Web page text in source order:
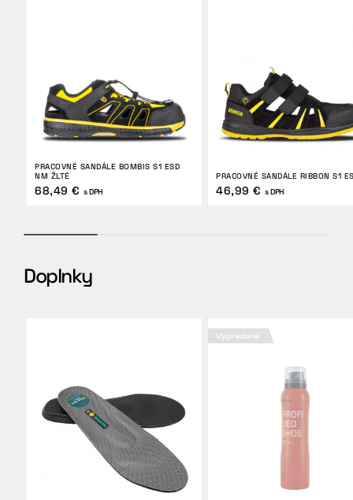
PRACOVNÉ SANDÁLE BOMBIS S1 ESD
NM ŽLTÉ
68,49 € s DPH
PRACOVNÉ SANDÁLE RIBBON S1
46,99 € s DPH
Doplnky
Vypredané